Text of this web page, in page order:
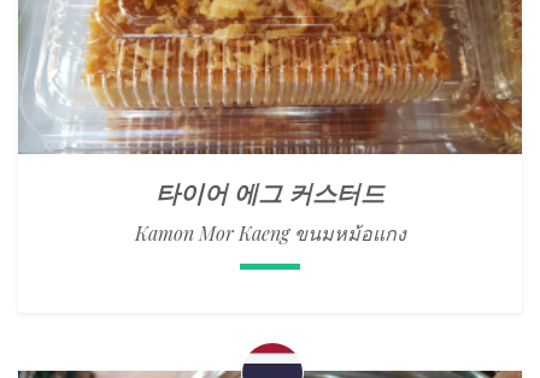
타이어 에그 커스터드
Kamon Mor Kaeng ขนมหม้อแกง